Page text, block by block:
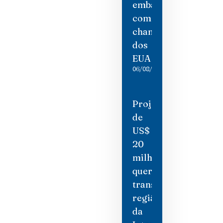
embaixadora
como
chantagem
dos
EUA
06/08/2026
Projeto
de
US$
20
milhões
quer
transformar
região
da